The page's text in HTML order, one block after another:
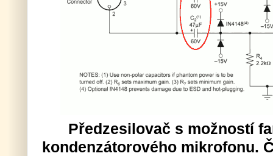
Předzesilovač s možností
kondenzátorového mikrofonu.